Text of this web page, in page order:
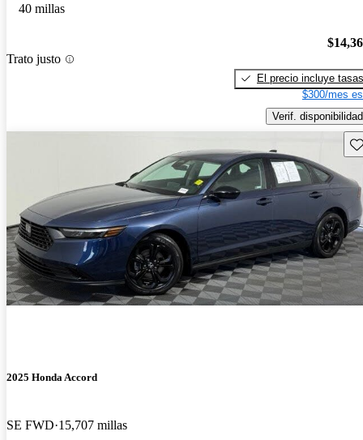
40 millas
Trato justo
El precio incluye tasas
$300/mes
Verif. disponibilidad
2025 Honda Accord
SE FWD 15,707 millas